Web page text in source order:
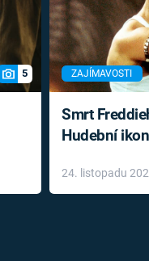
5 ZAJÍMAVOSTI
Smrt
Hudební
léky
24. listopadu